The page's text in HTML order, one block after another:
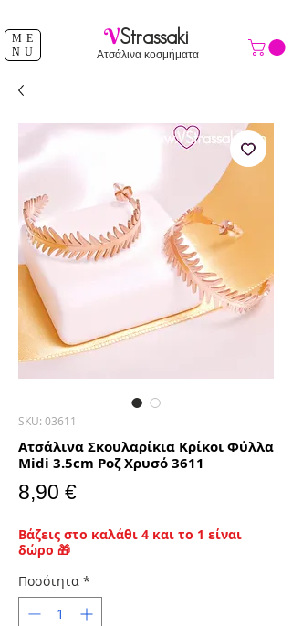
ME
NU
VStrassaki
Ατσάλινα κοσμήματα
SKU: 03611
Ατσάλινα Σκουλαρίκια Κρίκοι Φύλλα
Midi 3.5cm Ροζ Χρυσό 3611
8,90 €Τιμή
Βάζεις στο καλάθι 4 και το 1 είναι
δώρο 🎁
Ποσότητα *